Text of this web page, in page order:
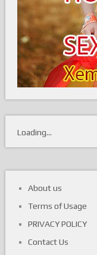
Loading...
About us
Terms of Usage
PRIVACY POLICY
Contact Us